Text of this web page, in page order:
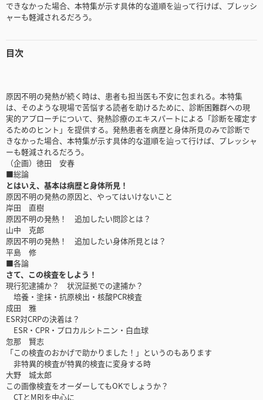
できなかった場合、本特集が示す具体的な道順を辿って行けば、プレッシ
ャーも軽減されるだろう。
目次
原因不明の発熱が続く時は、患者も担当医も不安に包まれる。本特集
は、そのような現場で苦悩する読者を助けるために、診断困難群への現
実的アプローチについて、発熱診療のエキスパートによる「診断を確定す
るためのヒント」を提供する。発熱患者を病歴と身体所見のみで診断で
きなかった場合、本特集が示す具体的な道順を辿って行けば、プレッシャ
ーも軽減されるだろう。
（企画）徳田 安春
■総論
とはいえ、基本は病歴と身体所見！
原因不明の発熱の原因と、やってはいけないこと
岸田 直樹
原因不明の発熱！ 追加したい問診とは？
山中 克郎
原因不明の発熱！ 追加したい身体所見とは？
平島 修
■各論
さて、この検査をしよう！
現行犯逮捕か？ 状況証拠での逮捕か？
培養・塗抹・抗原検出・核酸PCR検査
成田 雅
ESR対CRPの決着は？
ESR・CPR・プロカルシトニン・白血球
忽那 賢志
「この検査のおかげで助かりました！」というのもあります
非特異的検査が特異的検査に変身する時
大野 城太郎
この画像検査をオーダーしてもOKでしょうか？
CTとMRIを中心に